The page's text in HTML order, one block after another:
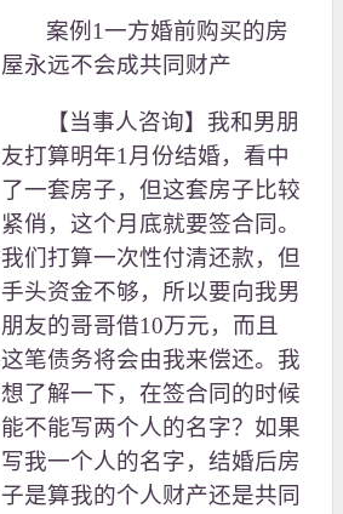
案例1一方婚前购买的房
屋永远不会成共同财产
【当事人咨询】我和男朋
友打算明年1月份结婚，看中
了一套房子，但这套房子比较
紧俏，这个月底就要签合同。
我们打算一次性付清还款，但
手头资金不够，所以要向我男
朋友的哥哥借10万元，而且
这笔债务将会由我来偿还。我
想了解一下，在签合同的时候
能不能写两个人的名字？如果
写我一个人的名字，结婚后房
子是算我的个人财产还是共同